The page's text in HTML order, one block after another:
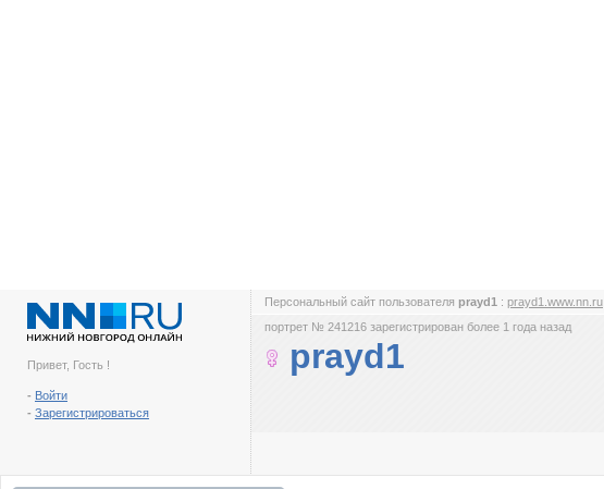
Привет, Гость !
- Войти
- Зарегистрироваться
Персональный сайт пользователя prayd1 : prayd1.www.nn.ru
портрет № 241216 зарегистрирован более 1 года назад
prayd1